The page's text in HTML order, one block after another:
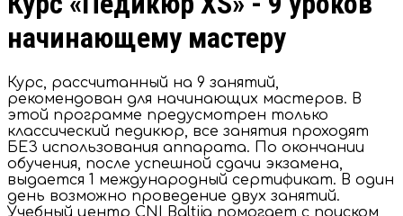
начинающему мастеру
Курс, рассчитанный на 9 занятий,
рекомендован для начинающих мастеров. В
этой программе предусмотрен только
классический педикюр, все занятия проходят
БЕЗ использования аппарата. По окончании
обучения, после успешной сдачи экзамена,
выдается 1 международный сертификат. В один
день возможно проведение двух занятий.
Учебный центр CNI Baltija помогает с поиском